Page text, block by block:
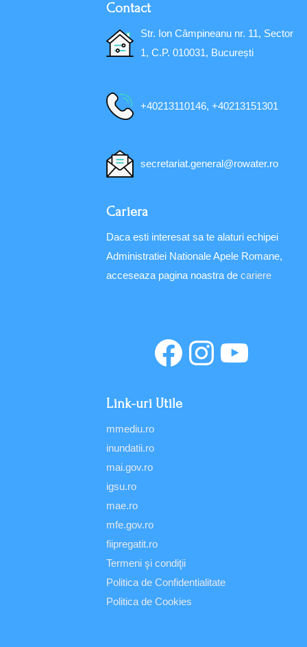
Contact
Str. Ion Câmpineanu nr. 11, Sector
1, C.P. 010031, București
+40213110146, +40213151301
secretariat.general@rowater.ro
Cariera
Daca esti interesat sa te alaturi echipei
Administratiei Nationale Apele Romane,
acceseaza pagina noastra de cariere
Link-uri Utile
mmediu.ro
inundatii.ro
mai.gov.ro
igsu.ro
mae.ro
mfe.gov.ro
fiipregatit.ro
Termeni şi condiţii
Politica de Confidentialitate
Politica de Cookies